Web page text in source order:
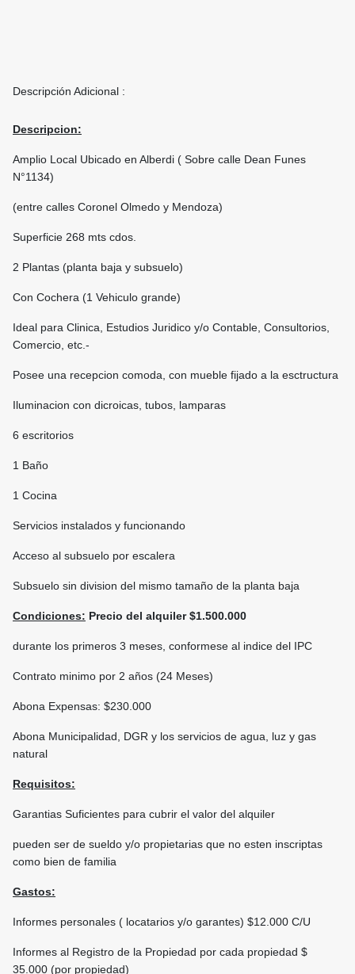
Descripción Adicional :
Descripcion:
Amplio Local Ubicado en Alberdi ( Sobre calle Dean Funes
N°1134)
(entre calles Coronel Olmedo y Mendoza)
Superficie 268 mts cdos.
2 Plantas (planta baja y subsuelo)
Con Cochera (1 Vehiculo grande)
Ideal para Clinica, Estudios Juridico y/o Contable, Consultorios,
Comercio, etc.-
Posee una recepcion comoda, con mueble fijado a la esctructura
Iluminacion con dicroicas, tubos, lamparas
6 escritorios
1 Baño
1 Cocina
Servicios instalados y funcionando
Acceso al subsuelo por escalera
Subsuelo sin division del mismo tamaño de la planta baja
Condiciones: Precio del alquiler $1.500.000
durante los primeros 3 meses, conformese al indice del IPC
Contrato minimo por 2 años (24 Meses)
Abona Expensas: $230.000
Abona Municipalidad, DGR y los servicios de agua, luz y gas
natural
Requisitos:
Garantias Suficientes para cubrir el valor del alquiler
pueden ser de sueldo y/o propietarias que no esten inscriptas
como bien de familia
Gastos:
Informes personales ( locatarios y/o garantes) $12.000 C/U
Informes al Registro de la Propiedad por cada propiedad $
35.000 (por propiedad)